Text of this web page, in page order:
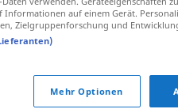
bestmöglich,ideal
auf einem Gerät.
Zielgruppenforschung und
Mehr Optionen